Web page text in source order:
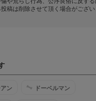
稿は削除させて頂く場合がござ
ン ドーベルマン